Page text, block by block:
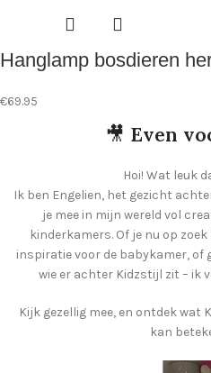
Hanglamp bosdieren
€69.95
🎥 Even
Hoi! Wat leuk
Ik ben Engelien, het gezicht
je mee in mijn wereld vol
kinderkamers. Of je nu op
inspiratie voor de babykamer, of
wie er achter Kidzstijl zit – ik
Kijk gezellig mee, en ontdek wat
kan